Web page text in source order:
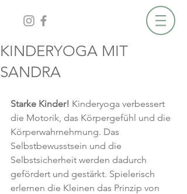
KINDERYOGA MIT
SANDRA
Starke Kinder! Kinderyoga verbessert
die Motorik, das Körpergefühl und die
Körperwahrnehmung. Das
Selbstbewusstsein und die
Selbstsicherheit werden dadurch
gefördert und gestärkt. Spielerisch
erlernen die Kleinen das Prinzip von